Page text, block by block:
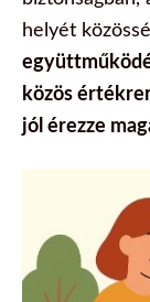
helyét
közös
jól érezze